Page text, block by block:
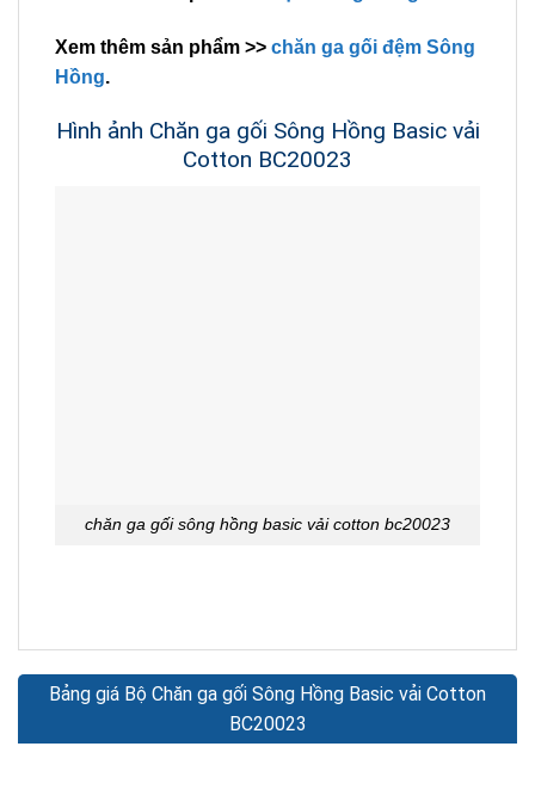
Xem thêm sản phẩm >> chăn ga gối đệm Sông
Hồng.
Hình ảnh Chăn ga gối Sông Hồng Basic vải
Cotton BC20023
chăn ga gối sông hồng basic vải cotton bc20023
Bảng giá Bộ Chăn ga gối Sông Hồng Basic vải Cotton
BC20023